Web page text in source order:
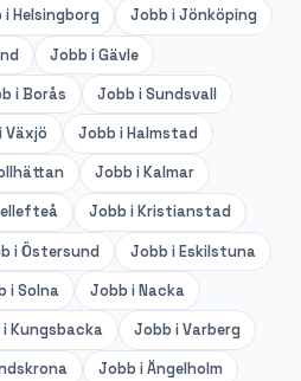
iHelsingborg Jobb iJönköping
Jobb iGävle
iBorås Jobb iSundsvall
Växjö Jobb iHalmstad
Jobb iKalmar
Jobb iKristianstad
iÖstersund Jobb iEskilstuna
iSolna Jobb iNacka
iKungsbacka Jobb iVarberg
Jobb iÄngelholm